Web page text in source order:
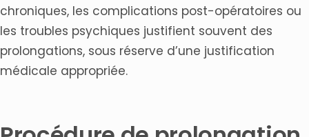
chroniques, les complications post-opératoires ou
les troubles psychiques justifient souvent des
prolongations, sous réserve d’une justification
médicale appropriée.